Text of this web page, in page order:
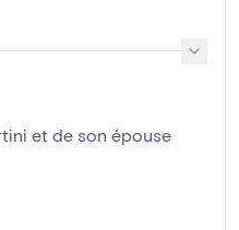
et de son épouse